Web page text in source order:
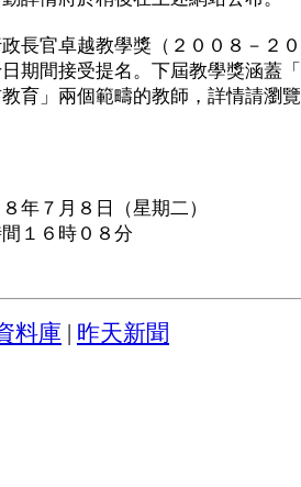
官卓越教學獎（２００８－２０
期間接受提名。下屆教學獎涵蓋
教育」兩個範疇的教師，詳情請瀏
年７月８日（星期二）
１６時０８分
料庫 昨天新聞